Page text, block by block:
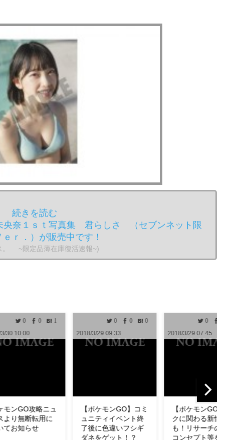
続きを読む
央奈１ｓｔ写真集 君らしさ （セブンネット限
ｒ．）が販売中です！
。 ~限定品薄在庫復活速報~)
0 0
3/29 09:33
【ポケモンGO】コミ
ュニティイベント終
了後に色違いフシギ
0 0
2018/3/29 07:45
【ポケモンGO】タス
クに関わる新情報
も！リサーチの設計
コンセプト等を公式
0
2018/3/29 04:33
【ポケモンGO】追加
わざも判明！ミュウ
の特徴やわざ構成な
ど紹介！【リサー